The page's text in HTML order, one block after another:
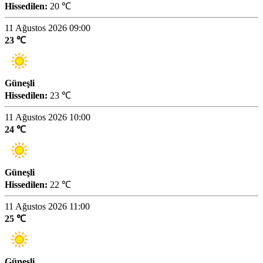
Hissedilen: 20 ℃
11 Ağustos 2026 09:00
23 ℃
Güneşli
Hissedilen: 23 ℃
11 Ağustos 2026 10:00
24 ℃
Güneşli
Hissedilen: 22 ℃
11 Ağustos 2026 11:00
25 ℃